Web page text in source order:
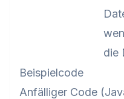
die
Beispielcode
Anfälliger Code